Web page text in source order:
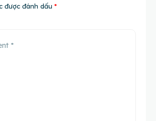
được đánh dấu *